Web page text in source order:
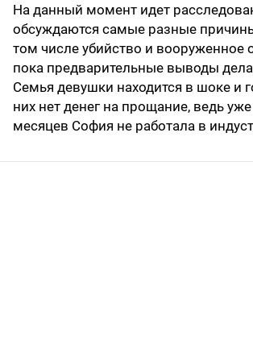
На данный момент идет
обсуждаются самые разные
том числе убийство и вооруженное
пока предварительные выводы
Семья девушки находится в шоке и
них нет денег на прощание, ведь
месяцев София не работала в